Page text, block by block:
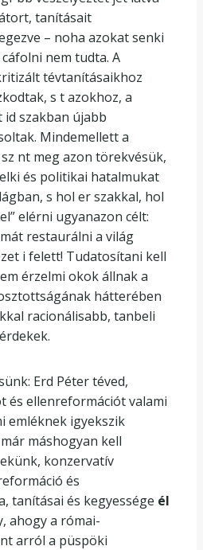
tanításait
– noha azokat senki
nem tudta. A
tévtanításaikhoz
s t azokhoz, a
szakban újabb
Mindemellett a
nt meg azon törekvésük,
és politikai hatalmukat
s hol er szakkal, hol
elérni ugyanazon célt:
restaurálni a világ
i felett! Tudatosítani kell
érzelmi okok állnak a
hátterében
racionálisabb, tanbeli
Erd Péter téved,
és ellenreformációt valami
emléknek igyekszik
máshogyan kell
konzervatív
és
tanításai és kegyessége él
ahogy a római-
arról a püspöki